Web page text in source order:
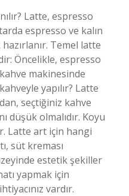
Latte, espresso
espresso ve kalın
Temel latte
Öncelikle, espresso
makinesinde
yapılır? Latte
seçtiğiniz kahve
düşük olmalıdır. Koyu
Latte art için hangi
süt kreması
estetik şekiller
yapmak için
vardır.